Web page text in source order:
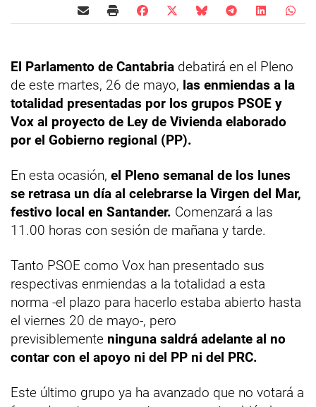
El Parlamento de Cantabria debatirá en el Pleno
de este martes, 26 de mayo, las enmiendas a la
totalidad presentadas por los grupos PSOE y
Vox al proyecto de Ley de Vivienda elaborado
por el Gobierno regional (PP).
En esta ocasión, el Pleno semanal de los lunes
se retrasa un día al celebrarse la Virgen del Mar,
festivo local en Santander. Comenzará a las
11.00 horas con sesión de mañana y tarde.
Tanto PSOE como Vox han presentado sus
respectivas enmiendas a la totalidad a esta
norma -el plazo para hacerlo estaba abierto hasta
el viernes 20 de mayo-, pero
previsiblemente ninguna saldrá adelante al no
contar con el apoyo ni del PP ni del PRC.
Este último grupo ya ha avanzado que no votará a